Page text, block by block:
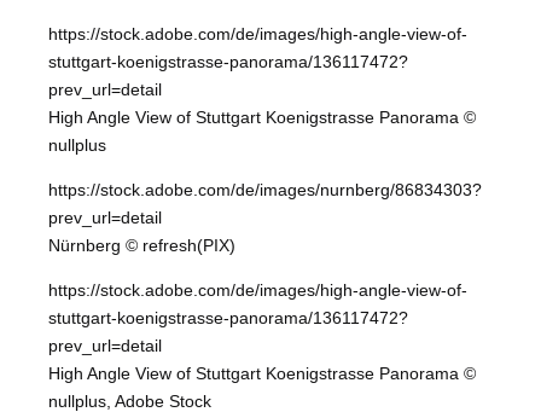
https://stock.adobe.com/de/images/high-angle-view-of-
stuttgart-koenigstrasse-panorama/136117472?
prev_url=detail
High Angle View of Stuttgart Koenigstrasse Panorama ©
nullplus
https://stock.adobe.com/de/images/nurnberg/86834303?
prev_url=detail
Nürnberg © refresh(PIX)
https://stock.adobe.com/de/images/high-angle-view-of-
stuttgart-koenigstrasse-panorama/136117472?
prev_url=detail
High Angle View of Stuttgart Koenigstrasse Panorama ©
nullplus, Adobe Stock